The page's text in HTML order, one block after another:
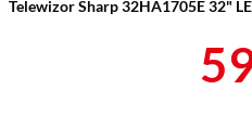
Telewizor Sharp 32HA1705E 32"